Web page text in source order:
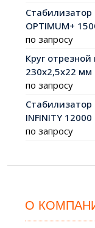
OPTIMUM+
по запросу
Круг
230х2,5х22 мм
по запросу
INFINITY 12000
по запросу
О